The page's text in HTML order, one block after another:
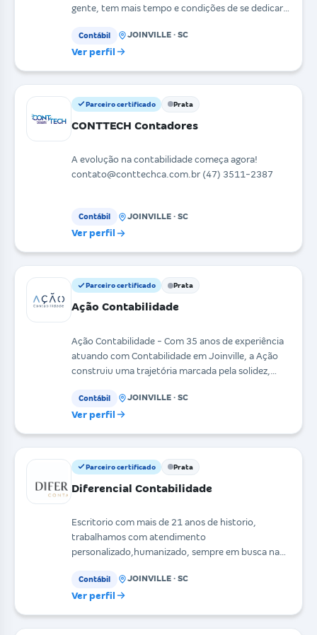
gente, tem mais tempo e condições de se dedicar
Contábil JOINVILLE · SC
Ver perfil
Parceiro certificado Prata
CONTTECH Contadores
A evolução na contabilidade começa agora!
contato@conttechca.com.br (47) 3511-2387
Contábil JOINVILLE · SC
Ver perfil
Parceiro certificado Prata
Ação Contabilidade
Ação Contabilidade - Com 35 anos de experiência
atuando com Contabilidade em Joinville, a Ação
construiu uma trajetória marcada pela solidez,
Contábil JOINVILLE · SC
Ver perfil
Parceiro certificado Prata
Diferencial Contabilidade
Escritorio com mais de 21 anos de historio,
trabalhamos com atendimento
personalizado,humanizado, sempre em busca na
Contábil JOINVILLE · SC
Ver perfil